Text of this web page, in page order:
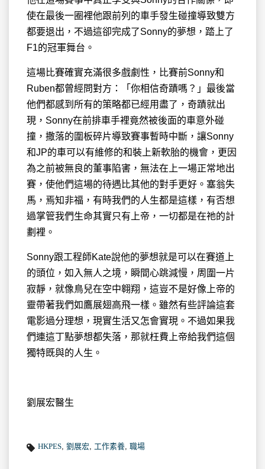
使在最後一圈裡他跟前列的車手發生碰撞導致雙方
都要退出，不過這卻完成了Sonny的夢想，踏上了
F1的冠軍舞台。
這場比賽確實充滿很多戲劇性，比賽前Sonny和
Ruben都曾經問對方：「你相信奇蹟嗎？」最後當
他們都感到所有的策略都已經用盡了，奇蹟就出
現，Sonny在前排車手裡竟然被後面的車意外碰
撞，撒落的圍板碎片導致賽事暫時中斷，讓Sonny
和JP的車可以有維修的和裝上新軟胎的機會，更因
為之前被無良的董事陷害，無法在上一場正常地出
賽，使他們這場的待遇比其他的對手更好。塞翁失
馬，焉知非福，有時我們的人生都是這樣，有否想
過掌管我們生命其實只有上帝，一切都是在祂的計
劃裡。
Sonny跟工程師Kate說他的夢想就是可以在賽道上
的頭位，如入無人之境，瞬間心跳減慢，周圍一片
寂靜，就像鳥兒在空中翱翔，這豈不是好像上帝的
靈帶著我們如鷹展翅高飛一樣。雖然有些評論這套
電影過分理想，現實生活又怎會實現。不過如果我
們連這丁點夢想都失落，那就枉費上帝給我們這個
獨特既與的人生。
劉展宏醫生
HKPES 劉展宏 工作素養 職場